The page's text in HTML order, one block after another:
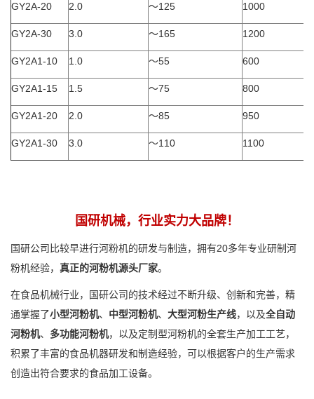
GY2A-20 2.0 ～125 1000
GY2A-30 3.0 ～165 1200
GY2A1-10 1.0 ～55 600
GY2A1-15 1.5 ～75 800
GY2A1-20 2.0 ～85 950
GY2A1-30 3.0 ～110 1100
国研机械，行业实力大品牌！
国研公司比较早进行河粉机的研发与制造，拥有20多年专业研制河
粉机经验， 真正的河粉机源头厂家。
在食品机械行业，国研公司的技术经过不断升级、创新和完善，精
通掌握了小型河粉机、 中型河粉机、 大型河粉生产线，以及全自动
河粉机、 多功能河粉机，以及定制型河粉机的全套生产加工工艺，
积累了丰富的食品机器研发和制造经验，可以根据客户的生产需求
创造出符合要求的食品加工设备。